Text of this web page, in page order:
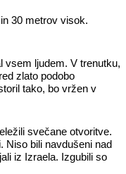
30 metrov visok.
vsem ljudem. V trenutku,
zlato podobo
tako, bo vržen v
svečane otvoritve.
Niso bili navdušeni nad
iz Izraela. Izgubili so